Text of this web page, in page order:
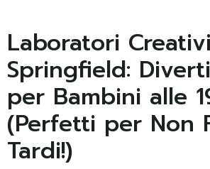
Laboratori Creativi
Springfield:
per Bambini alle
(Perfetti per Non
Tardi!)